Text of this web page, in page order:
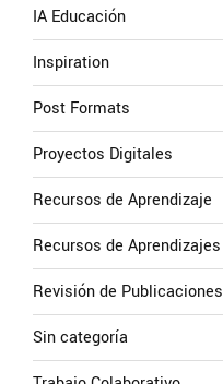
IA Educación
Inspiration
Post Formats
Proyectos Digitales
Recursos de Aprendizaje
Recursos de Aprendizajes
Revisión de Publicaciones
Sin categoría